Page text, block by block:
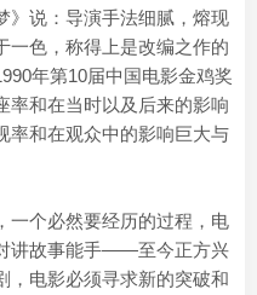
》说：导演手法细腻，熔现
一色，称得上是改编之作的
年第10届中国电影金鸡奖
率和在当时以及后来的影响
率和在观众中的影响巨大与
一个必然要经历的过程，电
讲故事能手——至今正方兴
，电影必须寻求新的突破和